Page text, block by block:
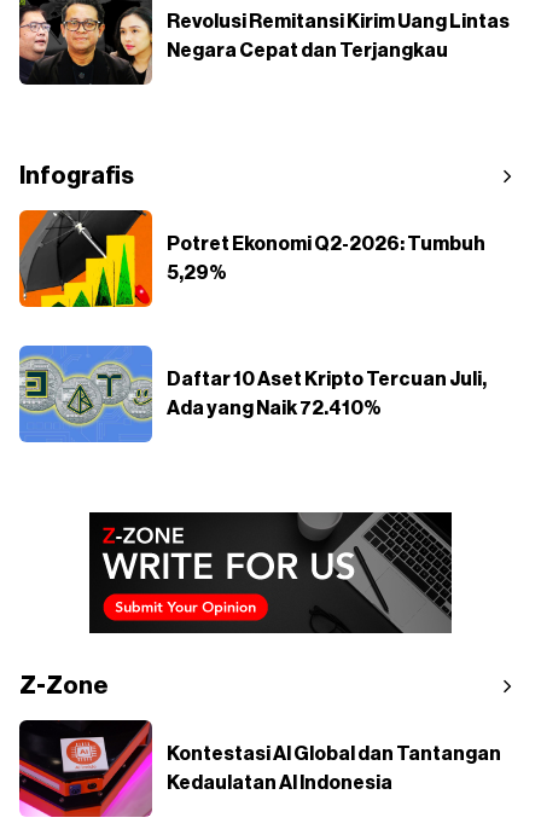
Revolusi Remitansi Kirim Uang Lintas
Negara Cepat dan Terjangkau
Infografis
Potret Ekonomi Q2-2026: Tumbuh
5,29%
Daftar 10 Aset Kripto Tercuan Juli,
Ada yang Naik 72.410%
Z-Zone
Kontestasi AI Global dan Tantangan
Kedaulatan AI Indonesia